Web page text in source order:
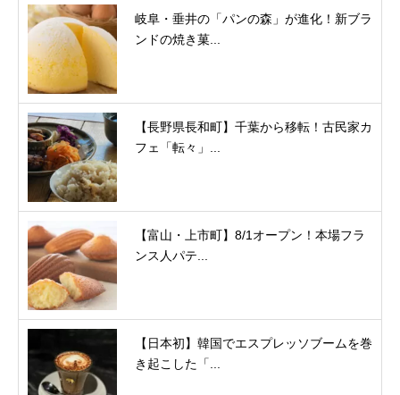
岐阜・垂井の「パンの森」が進化！新ブラ
ンドの焼き菓...
【長野県長和町】千葉から移転！古民家カ
フェ「転々」...
【富山・上市町】8/1オープン！本場フラ
ンス人パテ...
【日本初】韓国でエスプレッソブームを巻
き起こした「...